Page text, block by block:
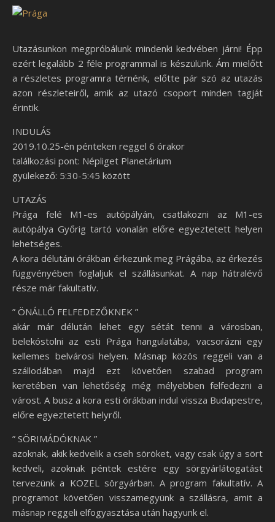
Utazásunkon megpróbálunk mindenki kedvében járni! Épp
ezért legalább 2 féle programmal is készülünk. Ám mielőtt
a részletes programra térnénk, előtte pár szó az utazás
azon részleteiről, amik az utazó csoport minden tagját
érintik.
INDULÁS
2019.10.25-én pénteken reggel 6 órakor
találkozási pont: Népliget Planetárium
gyülekező: 5:30-5:45 között
UTAZÁS
Prága felé M1-es autópályán, csatlakozni az M1-es
autópálya Győrig tartó vonalán előre egyeztetett helyen
lehetséges.
A kora délutáni órákban érkezünk meg Prágába, az érkezés
függvényében foglaljuk el szállásunkat. A nap hátralévő
része már fakultatív.
” ÖNÁLLÓ FELFEDEZŐKNEK ”
akár már délután lehet egy sétát tenni a városban,
belekóstolni az esti Prága hangulatába, vacsorázni egy
kellemes belvárosi helyen. Másnap közös reggeli van a
szállodában majd ezt követően szabad program
keretében van lehetőség még mélyebben felfedezni a
várost. A busz a kora esti órákban indul vissza Budapestre,
előre egyeztetett helyről.
” SÖRIMÁDÓKNAK ”
azoknak, akik kedvelik a cseh söröket, vagy csak úgy a sört
kedveli, azoknak péntek estére egy sörgyárlátogatást
tervezünk a KOZEL sörgyárban. A program fakultatív. A
programot követően visszamegyünk a szállásra, amit a
másnap reggeli elfogyasztása után hagyunk el.